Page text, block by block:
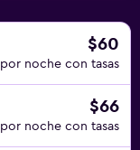
$60
por noche con tasas
$66
por noche con tasas